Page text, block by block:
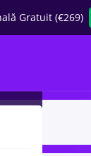
Gratuit (€269)